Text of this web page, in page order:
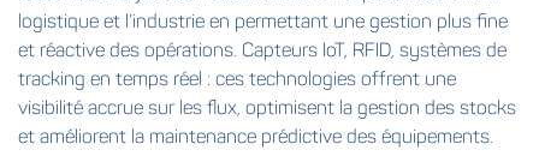
logistique et l’industrie en permettant une gestion plus fine
et réactive des opérations. Capteurs IoT, RFID, systèmes de
tracking en temps réel : ces technologies offrent une
visibilité accrue sur les flux, optimisent la gestion des stocks
et améliorent la maintenance prédictive des équipements.